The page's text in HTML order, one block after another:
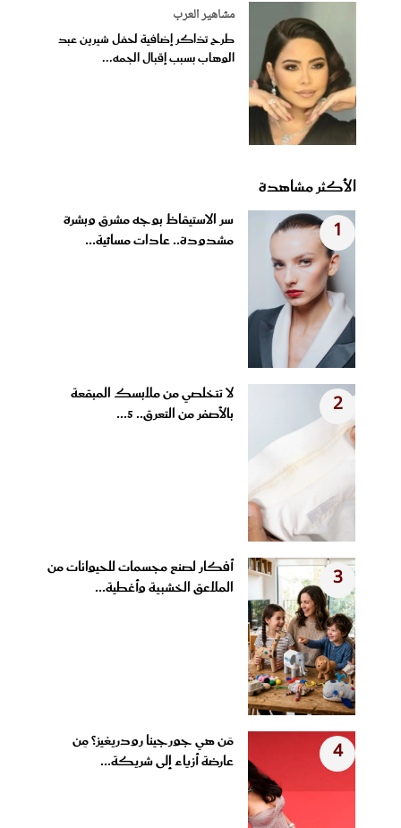
مشاهير العرب
طرح تذاكر إضافية لحفل شيرين عبد
الوهاب بسبب إقبال الجمه...
الأكثر مشاهدة
1
سر الاستيقاظ بوجه مشرق وبشرة
مشدودة.. عادات مسائية...
2
لا تتخلصي من ملابسك المبقعة
بالأصفر من التعرق.. 5...
3
أفكار لصنع مجسمات للحيوانات من
الملاعق الخشبية وأغطية...
4
مَن هي جورجينا رودريغيز؟ مِن
عارضة أزياء إلى شريكة...